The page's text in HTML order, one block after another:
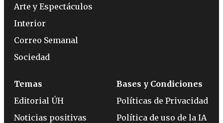
Arte y Espectáculos
Interior
Correo Semanal
Sociedad
Temas
Editorial ÚH
Noticias positivas
Bases y Condiciones
Políticas de Privacidad
Política de uso de la IA